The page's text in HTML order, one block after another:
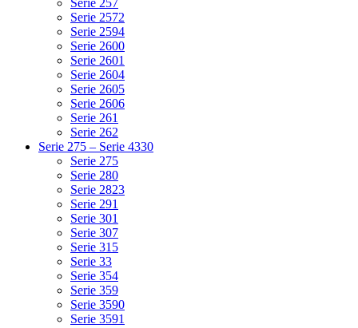
Serie 257
Serie 2572
Serie 2594
Serie 2600
Serie 2601
Serie 2604
Serie 2605
Serie 2606
Serie 261
Serie 262
Serie 275 – Serie 4330
Serie 275
Serie 280
Serie 2823
Serie 291
Serie 301
Serie 307
Serie 315
Serie 33
Serie 354
Serie 359
Serie 3590
Serie 3591